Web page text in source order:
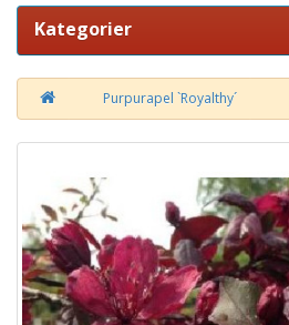
Kategorier
Purpurapel `Royalthy´